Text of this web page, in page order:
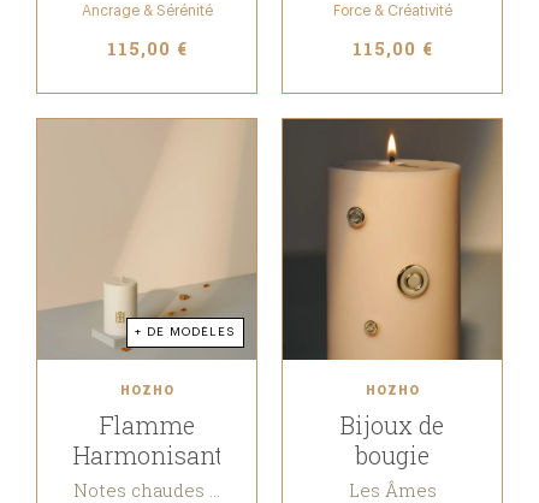
Ancrage & Sérénité
115,00 €
Force & Créativité
115,00 €
+ DE MODÈLES
HOZHO
Flamme
Harmonisante
Notes chaudes & Ambrées
HOZHO
Bijoux de
bougie
Les Âmes